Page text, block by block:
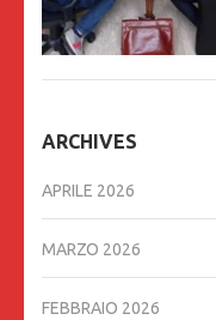
ARCHIVES
APRILE 2026
MARZO 2026
FEBBRAIO 2026